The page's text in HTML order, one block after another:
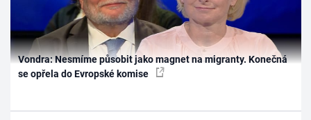
Vondra: Nesmíme působit jako magnet na migranty. Konečná
se opřela do Evropské komise